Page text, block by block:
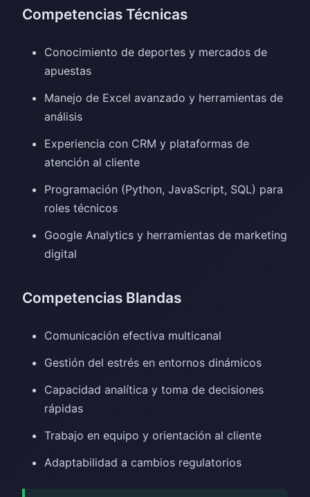
Competencias Técnicas
Conocimiento de deportes y mercados de
apuestas
Manejo de Excel avanzado y herramientas de
análisis
Experiencia con CRM y plataformas de
atención al cliente
Programación (Python, JavaScript, SQL) para
roles técnicos
Google Analytics y herramientas de marketing
digital
Competencias Blandas
Comunicación efectiva multicanal
Gestión del estrés en entornos dinámicos
Capacidad analítica y toma de decisiones
rápidas
Trabajo en equipo y orientación al cliente
Adaptabilidad a cambios regulatorios